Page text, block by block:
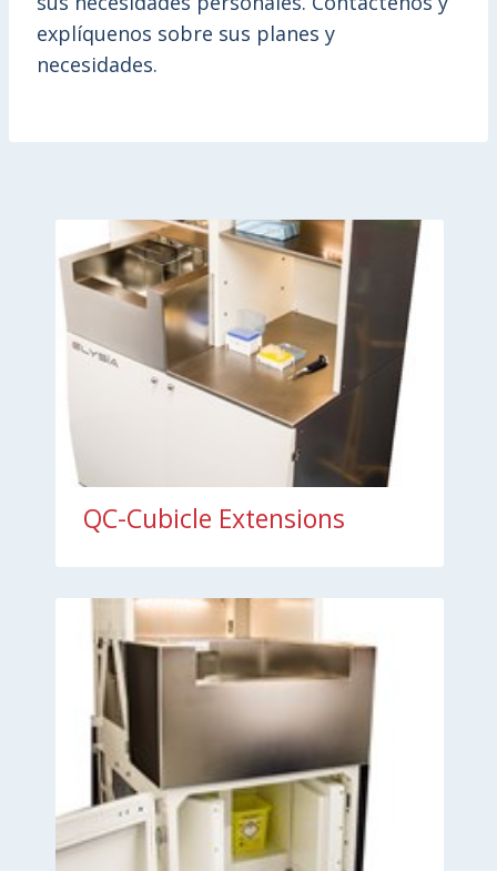
explíquenos sobre sus planes y
necesidades.
QC-Cubicle Extensions